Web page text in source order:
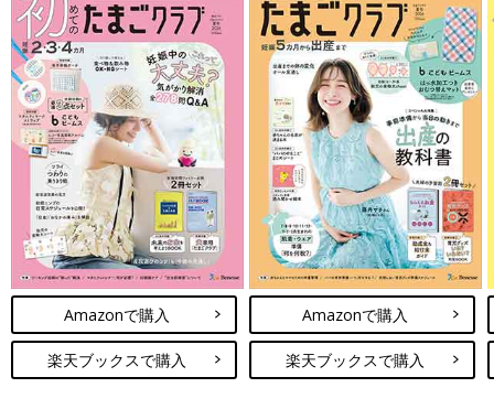
金沢大学附属病院が唯一行っている小児MIBG内照射療法を受けたときの様子。
再発がわかったとき、みゆきさん夫婦は決めていたことがありま
す。それは、神経芽腫の再発予防薬として欧米では使われている
けれど、日本では未承認の「レチノイン酸」を使うことです。
レチノイン酸はもともとニキビの飲み薬として開発された薬（カ
プセル）ですが、欧米では神経芽腫の再発を防ぐ効果があること
が大規模な臨床試験で証明されており、再発予防の標準薬として
Amazonで購入
楽天ブックスで購入
Amazonで購入
楽天ブックスで購入